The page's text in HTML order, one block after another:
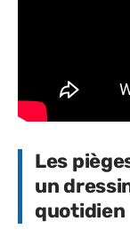
Les
un
quotidien